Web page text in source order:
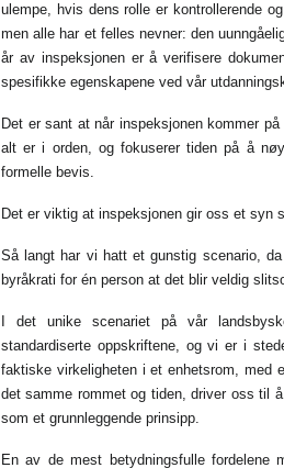
ulempe, hvis dens rolle er kontrollerende
men alle har et felles nevner: den
år av inspeksjonen er å verifisere
spesifikke egenskapene ved vår
Det er sant at når inspeksjonen kommer
alt er i orden, og fokuserer tiden på å
formelle bevis.
Det er viktig at inspeksjonen gir oss et
Så langt har vi hatt et gunstig scenario,
byråkrati for én person at det blir veldig
I det unike scenariet på vår
standardiserte oppskriftene, og vi er i
faktiske virkeligheten i et enhetsrom, med
det samme rommet og tiden, driver oss til
som et grunnleggende prinsipp.
En av de mest betydningsfulle